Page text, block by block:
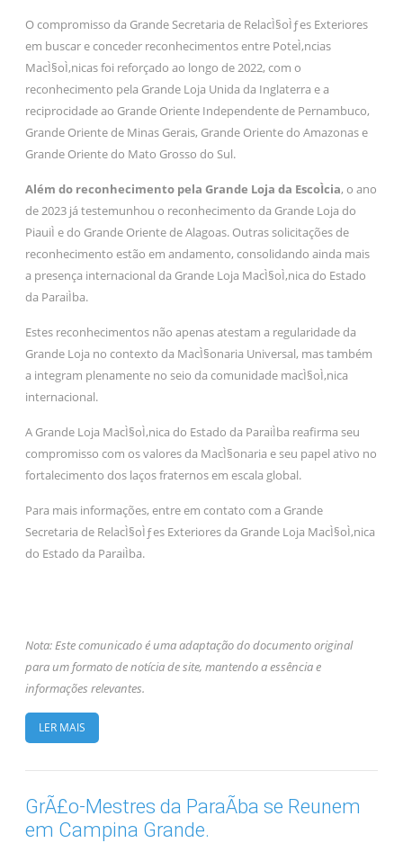
O compromisso da Grande Secretaria de RelacÌ§oÌƒes Exteriores
em buscar e conceder reconhecimentos entre PoteÌ‚ncias
MacÌ§oÌ‚nicas foi reforçado ao longo de 2022, com o
reconhecimento pela Grande Loja Unida da Inglaterra e a
reciprocidade ao Grande Oriente Independente de Pernambuco,
Grande Oriente de Minas Gerais, Grande Oriente do Amazonas e
Grande Oriente do Mato Grosso do Sul.
Além do reconhecimento pela Grande Loja da EscoÌcia, o ano
de 2023 já testemunhou o reconhecimento da Grande Loja do
PiauiÌ e do Grande Oriente de Alagoas. Outras solicitações de
reconhecimento estão em andamento, consolidando ainda mais
a presença internacional da Grande Loja MacÌ§oÌ‚nica do Estado
da ParaiÌba.
Estes reconhecimentos não apenas atestam a regularidade da
Grande Loja no contexto da MacÌ§onaria Universal, mas também
a integram plenamente no seio da comunidade macÌ§oÌ‚nica
internacional.
A Grande Loja MacÌ§oÌ‚nica do Estado da ParaiÌba reafirma seu
compromisso com os valores da MacÌ§onaria e seu papel ativo no
fortalecimento dos laços fraternos em escala global.
Para mais informações, entre em contato com a Grande
Secretaria de RelacÌ§oÌƒes Exteriores da Grande Loja MacÌ§oÌ‚nica
do Estado da ParaiÌba.
Nota: Este comunicado é uma adaptação do documento original
para um formato de notícia de site, mantendo a essência e
informações relevantes.
LER MAIS
GrÃ£o-Mestres da ParaÃ­ba se Reunem
em Campina Grande.